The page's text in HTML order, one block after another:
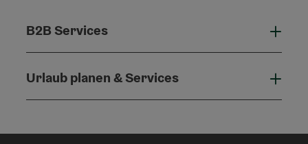
B2B Services
Urlaub planen & Services